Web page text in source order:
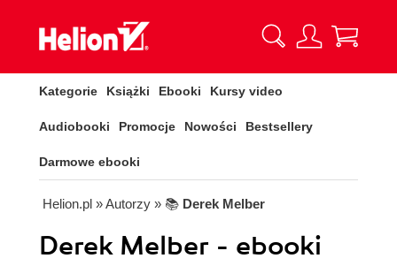
Kategorie Książki Ebooki Kursy video
Audiobooki Promocje Nowości Bestsellery
Darmowe ebooki
Helion.pl » Autorzy » 📚 Derek Melber
Derek Melber - ebooki